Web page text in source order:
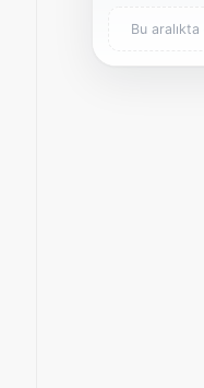
Bu